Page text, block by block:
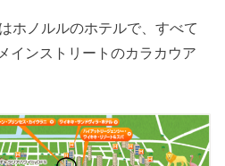
ホノルルのホテルで、すべて
インストリートのカラカウア